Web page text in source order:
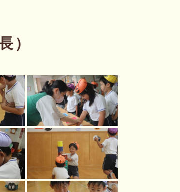
）